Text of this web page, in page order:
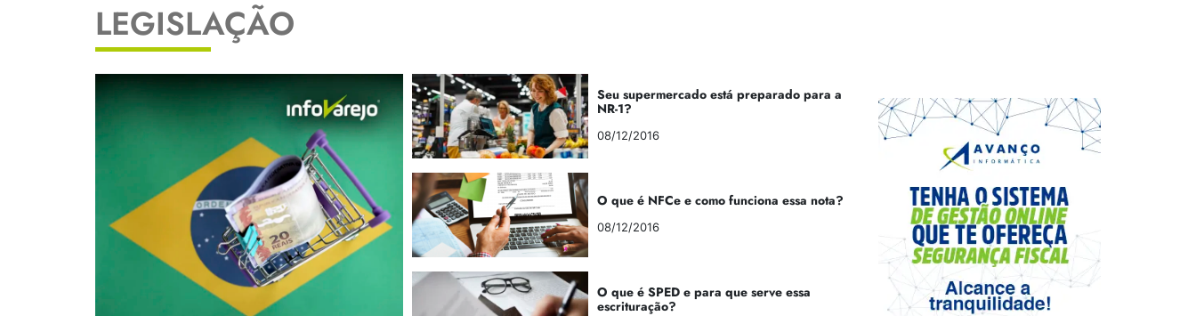
LEGISLAÇÃO
Seu supermercado está preparado para a
NR-1?
08/12/2016
O que é NFCe e como funciona essa nota?
08/12/2016
O que é SPED e para que serve essa
escrituração?